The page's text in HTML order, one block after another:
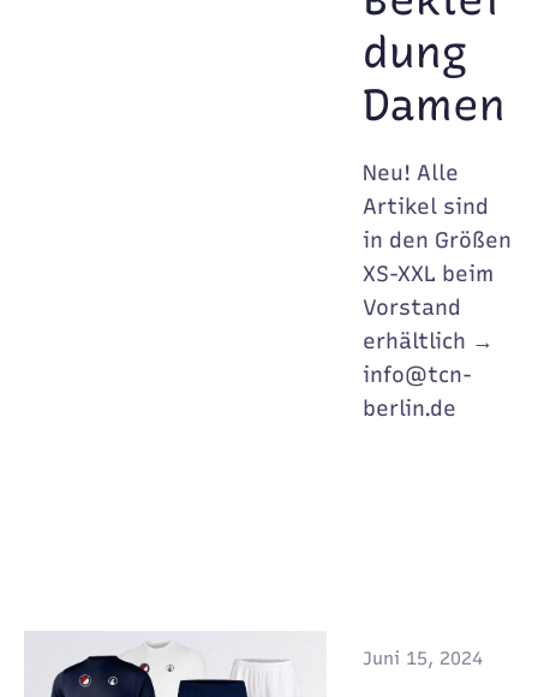
dung
Damen
Neu! Alle
Artikel sind
in den Größen
XS-XXL beim
Vorstand
erhältlich →
info@tcn-
berlin.de
Juni 15, 2024